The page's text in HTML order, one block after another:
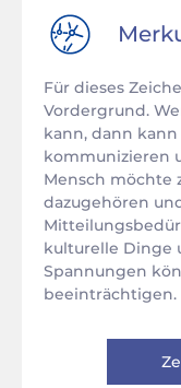
Für dieses
Vordergrund.
kann, dann
kommunizieren
Mensch möchte
dazugehören
kulturelle Dinge
Spannungen
beeinträchtigen.